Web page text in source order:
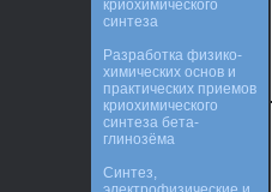
криохимического
синтеза
Разработка физико-
химических основ и
практических приемов
криохимического
синтеза бета-
глинозёма
Синтез,